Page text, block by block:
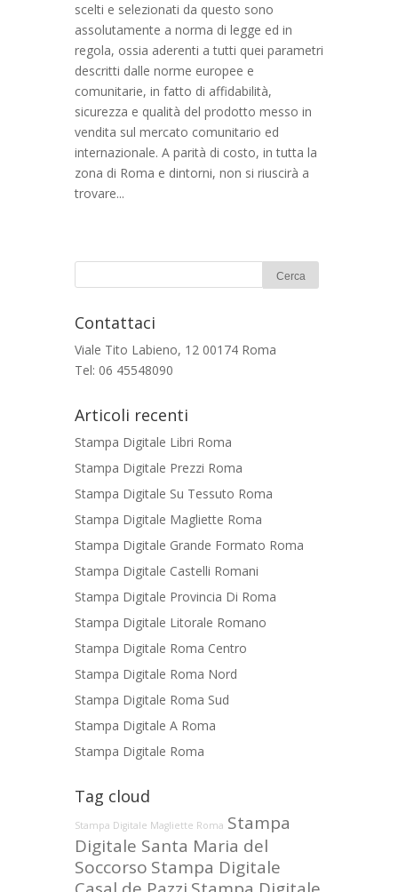
scelti e selezionati da questo sono
assolutamente a norma di legge ed in
regola, ossia aderenti a tutti quei parametri
descritti dalle norme europee e
comunitarie, in fatto di affidabilità,
sicurezza e qualità del prodotto messo in
vendita sul mercato comunitario ed
internazionale. A parità di costo, in tutta la
zona di Roma e dintorni, non si riuscirà a
trovare...
Contattaci
Viale Tito Labieno, 12 00174 Roma
Tel: 06 45548090
Articoli recenti
Stampa Digitale Libri Roma
Stampa Digitale Prezzi Roma
Stampa Digitale Su Tessuto Roma
Stampa Digitale Magliette Roma
Stampa Digitale Grande Formato Roma
Stampa Digitale Castelli Romani
Stampa Digitale Provincia Di Roma
Stampa Digitale Litorale Romano
Stampa Digitale Roma Centro
Stampa Digitale Roma Nord
Stampa Digitale Roma Sud
Stampa Digitale A Roma
Stampa Digitale Roma
Tag cloud
Stampa Digitale Magliette Roma Stampa
Digitale Santa Maria del
Soccorso Stampa Digitale